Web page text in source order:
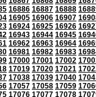
16886 16887 16888
16905 16906 16907
16924 16925 16926
16943 16944 16945
16962 16963 16964
16981 16982 16983
17000 17001 17002
17019 17020 17021
17038 17039 17040
17057 17058 17059
17076 17077 17078